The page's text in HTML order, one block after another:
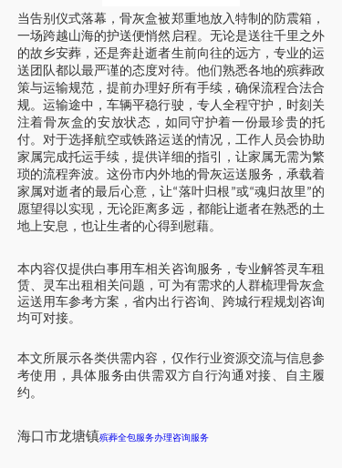
当告别仪式落幕，骨灰盒被郑重地放入特制的防震箱，
一场跨越山海的护送便悄然启程。无论是送往千里之外
的故乡安葬，还是奔赴逝者生前向往的远方，专业的运
送团队都以最严谨的态度对待。他们熟悉各地的殡葬政
策与运输规范，提前办理好所有手续，确保流程合法合
规。运输途中，车辆平稳行驶，专人全程守护，时刻关
注着骨灰盒的安放状态，如同守护着一份最珍贵的托
付。对于选择航空或铁路运送的情况，工作人员会协助
家属完成托运手续，提供详细的指引，让家属无需为繁
琐的流程奔波。这份市内外地的骨灰运送服务，承载着
家属对逝者的最后心意，让“落叶归根 ”或“魂归故里 ”的
愿望得以实现，无论距离多远，都能让逝者在熟悉的土
地上安息，也让生者的心得到慰藉。
本内容仅提供白事用车相关咨询服务，专业解答灵车租
赁、灵车出租相关问题，可为有需求的人群梳理骨灰盒
运送用车参考方案，省内出行咨询、跨城行程规划咨询
均可对接。
本文所展示各类供需内容，仅作行业资源交流与信息参
考使用，具体服务由供需双方自行沟通对接、自主履
约。
海口市龙塘镇殡葬全包服务办理咨询服务